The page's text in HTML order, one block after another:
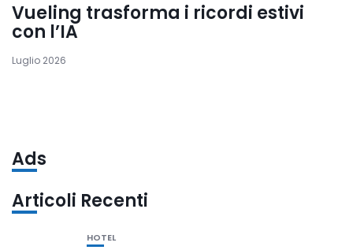
Vueling trasforma i ricordi estivi
con l’IA
Luglio 2026
Ads
Articoli Recenti
HOTEL